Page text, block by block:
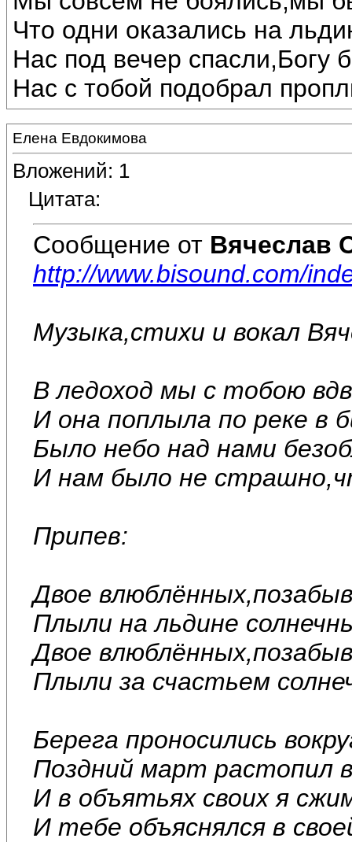
Что одни оказались на
Нас под вечер спасли,Богу
Нас с тобой подобрал
Елена Евдокимова
Вложений: 1
Цитата:
Сообщение от Вячеслав
http://www.bisound.com/
Музыка,стихи и вокал
В ледоход мы с тобою
И она поплыла по реке в
Было небо над нами
И нам было не
Припев:
Двое
Плыли на льдине
Двое
Плыли за счастьем
Берега проносились
Поздний март растопил
И в объятьях своих я
И тебе объяснялся в